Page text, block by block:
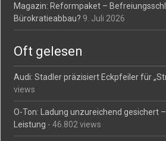
Magazin: Reformpaket –
Bürokratieabbau? 9. Juli 2026
Oft gelesen
Audi: Stadler präzisiert Eckpfeiler für
views
O-Ton: Ladung unzureichend gesichert
Leistung - 46.802 views